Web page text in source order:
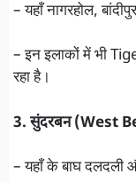
– यहाँ नागरहोल,
– इन इलाकों में भी
रहा है।
3. सुंदरबन (West
– यहाँ के बाघ दलदली